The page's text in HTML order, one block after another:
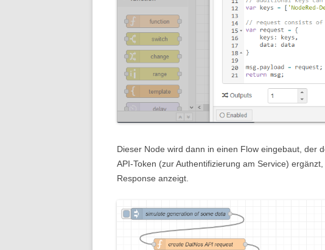
Dieser Node wird dann in einen Flow eingebaut, der
API-Token (zur Authentifizierung am Service)
Response anzeigt.